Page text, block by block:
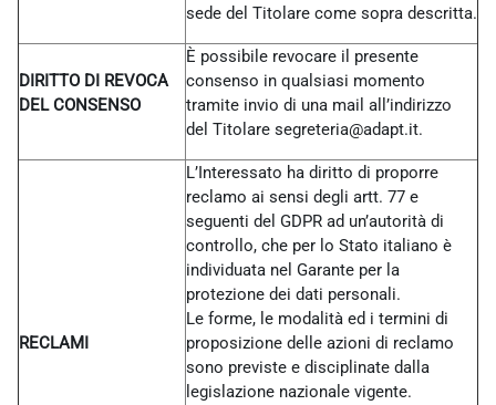
sede del Titolare come sopra descritta.
DIRITTO DI REVOCA
DEL CONSENSO
È possibile revocare il presente
consenso in qualsiasi momento
tramite invio di una mail all’indirizzo
del Titolare segreteria@adapt.it.
RECLAMI
L’Interessato ha diritto di proporre
reclamo ai sensi degli artt. 77 e
seguenti del GDPR ad un’autorità di
controllo, che per lo Stato italiano è
individuata nel Garante per la
protezione dei dati personali.
Le forme, le modalità ed i termini di
proposizione delle azioni di reclamo
sono previste e disciplinate dalla
legislazione nazionale vigente.